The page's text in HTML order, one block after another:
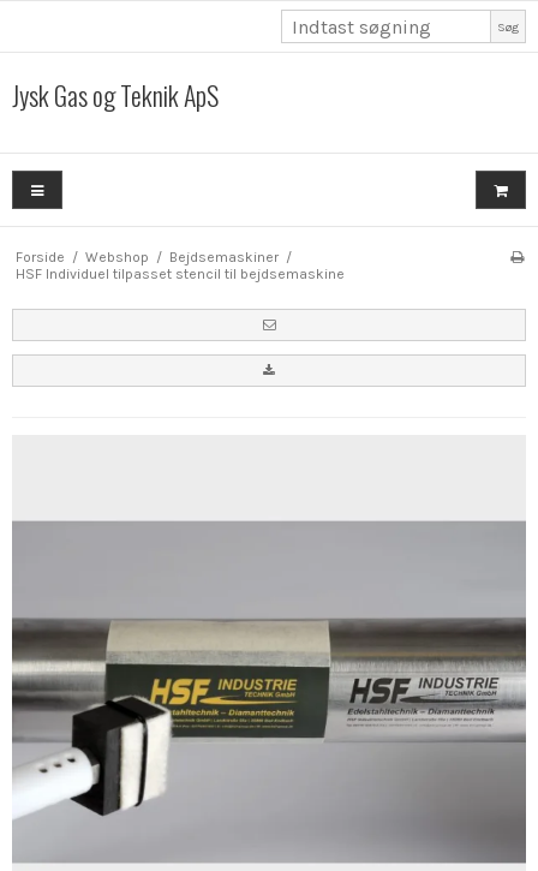
Søg
Jysk Gas og Teknik ApS
Forside / Webshop / Bejdsemaskiner /
HSF Individuel tilpasset stencil til bejdsemaskine